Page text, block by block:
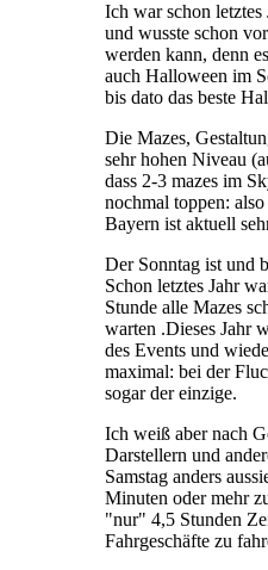
Ich war schon letztes
und wusste schon
werden kann, denn
auch Halloween im
bis dato das beste
Die Mazes,
sehr hohen Niveau
dass 2-3 mazes im
nochmal toppen:
Bayern ist aktuell
Der Sonntag ist und
Schon letztes Jahr
Stunde alle Mazes
warten .Dieses Jahr
des Events und
maximal: bei der
sogar der einzige.
Ich weiß aber nach
Darstellern und
Samstag anders
Minuten oder mehr
"nur" 4,5 Stunden
Fahrgeschäfte zu